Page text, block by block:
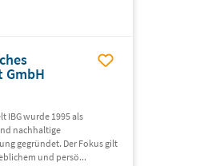
GmbH
IBG wurde 1995 als
nachhaltige
gegründet. Der Fokus gilt
und persö...